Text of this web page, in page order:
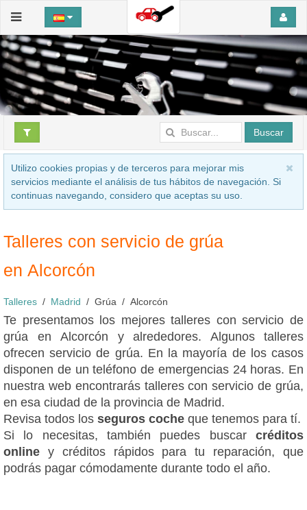
Buscar
Utilizo cookies propias y de terceros para mejorar mis
servicios mediante el análisis de tus hábitos de navegación. Si
continuas navegando, considero que aceptas su uso.
Talleres con servicio de grúa
en Alcorcón
Talleres Madrid Grúa Alcorcón
Te presentamos los mejores talleres con servicio de
grúa en Alcorcón y alrededores. Algunos talleres
ofrecen servicio de grúa. En la mayoría de los casos
disponen de un teléfono de emergencias 24 horas. En
nuestra web encontrarás talleres con servicio de grúa,
en esa ciudad de la provincia de Madrid.
Revisa todos los seguros coche que tenemos para tí.
Si lo necesitas, también puedes buscar créditos
online y créditos rápidos para tu reparación, que
podrás pagar cómodamente durante todo el año.